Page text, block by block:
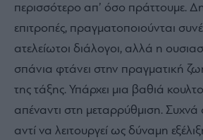
περισσότερο απ’ όσο πράττουμε.
επιτροπές, πραγματοποιούνται
ατελείωτοι διάλογοι, αλλά η
σπάνια φτάνει στην πραγματική
της τάξης. Υπάρχει μια βαθιά
απέναντι στη μεταρρύθμιση. Συχνά
αντί να λειτουργεί ως δύναμη